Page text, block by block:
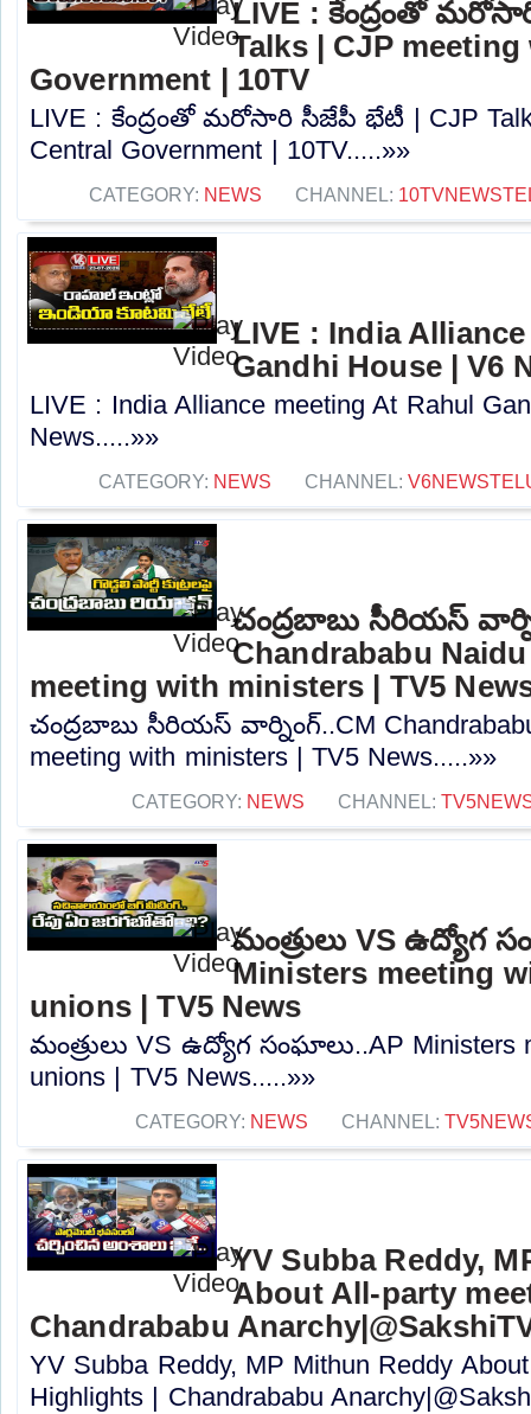
LIVE : కేంద్రంతో
Talks | CJP
Government | 10TV
LIVE : కేంద్రంతో మరోసారి సీజేపీ భేటీ | CJP
Central Government | 10TV.....»»
CATEGORY: NEWS CHANNEL:
LIVE : India
Gandhi House | V6
LIVE : India Alliance meeting At Rahul
News.....»»
CATEGORY: NEWS CHANNEL:
చంద్రబాబు సీరియస్
Chandrababu
meeting with ministers | TV5
చంద్రబాబు సీరియస్ వార్నింగ్..CM
meeting with ministers | TV5 News.....»»
CATEGORY: NEWS CHANNEL:
మంత్రులు VS ఉద్యోగ
Ministers meeting
unions | TV5 News
మంత్రులు VS ఉద్యోగ సంఘాలు..AP Ministers
unions | TV5 News.....»»
CATEGORY: NEWS CHANNEL:
YV Subba Reddy,
About All-party
Chandrababu
YV Subba Reddy, MP Mithun Reddy
Highlights | Chandrababu